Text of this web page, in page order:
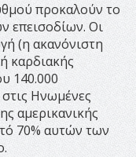
προκαλούν το
επεισοδίων. Οι
(η ακανόνιστη
καρδιακής
140.000
Ηνωμένες
αμερικανικής
70% αυτών των